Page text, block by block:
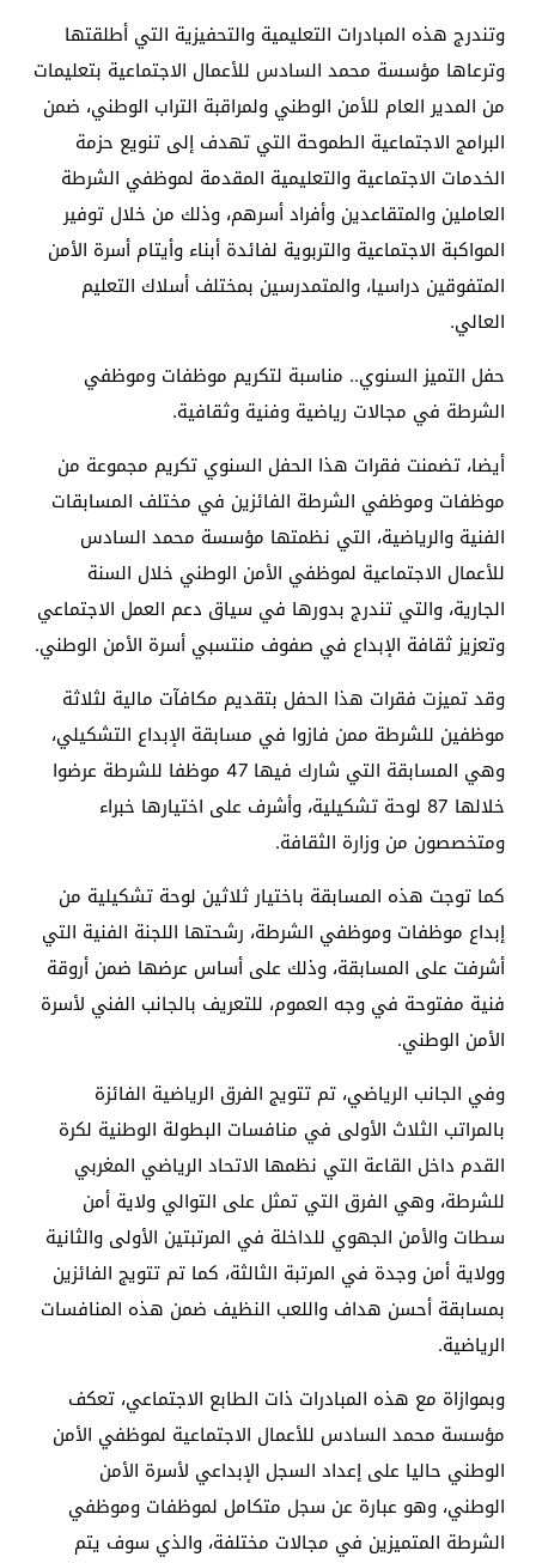
وتندرج هذه المبادرات التعليمية والتحفيزية التي أطلقتها
وترعاها مؤسسة محمد السادس للأعمال الاجتماعية بتعليمات
من المدير العام للأمن الوطني ولمراقبة التراب الوطني، ضمن
البرامج الاجتماعية الطموحة التي تهدف إلى تنويع حزمة
الخدمات الاجتماعية والتعليمية المقدمة لموظفي الشرطة
العاملين والمتقاعدين وأفراد أسرهم، وذلك من خلال توفير
المواكبة الاجتماعية والتربوية لفائدة أبناء وأيتام أسرة الأمن
المتفوقين دراسيا، والمتمدرسين بمختلف أسلاك التعليم
العالي.
حفل التميز السنوي.. مناسبة لتكريم موظفات وموظفي
الشرطة في مجالات رياضية وفنية وثقافية.
أيضا، تضمنت فقرات هذا الحفل السنوي تكريم مجموعة من
موظفات وموظفي الشرطة الفائزين في مختلف المسابقات
الفنية والرياضية، التي نظمتها مؤسسة محمد السادس
للأعمال الاجتماعية لموظفي الأمن الوطني خلال السنة
الجارية، والتي تندرج بدورها في سياق دعم العمل الاجتماعي
وتعزيز ثقافة الإبداع في صفوف منتسبي أسرة الأمن الوطني.
وقد تميزت فقرات هذا الحفل بتقديم مكافآت مالية لثلاثة
موظفين للشرطة ممن فازوا في مسابقة الإبداع التشكيلي،
وهي المسابقة التي شارك فيها 47 موظفا للشرطة عرضوا
خلالها 87 لوحة تشكيلية، وأشرف على اختيارها خبراء
ومتخصصون من وزارة الثقافة.
كما توجت هذه المسابقة باختيار ثلاثين لوحة تشكيلية من
إبداع موظفات وموظفي الشرطة، رشحتها اللجنة الفنية التي
أشرفت على المسابقة، وذلك على أساس عرضها ضمن أروقة
فنية مفتوحة في وجه العموم، للتعريف بالجانب الفني لأسرة
الأمن الوطني.
وفي الجانب الرياضي، تم تتويج الفرق الرياضية الفائزة
بالمراتب الثلاث الأولى في منافسات البطولة الوطنية لكرة
القدم داخل القاعة التي نظمها الاتحاد الرياضي المغربي
للشرطة، وهي الفرق التي تمثل على التوالي ولاية أمن
سطات والأمن الجهوي للداخلة في المرتبتين الأولى والثانية
وولاية أمن وجدة في المرتبة الثالثة، كما تم تتويج الفائزين
بمسابقة أحسن هداف واللعب النظيف ضمن هذه المنافسات
الرياضية.
وبموازاة مع هذه المبادرات ذات الطابع الاجتماعي، تعكف
مؤسسة محمد السادس للأعمال الاجتماعية لموظفي الأمن
الوطني حاليا على إعداد السجل الإبداعي لأسرة الأمن
الوطني، وهو عبارة عن سجل متكامل لموظفات وموظفي
الشرطة المتميزين في مجالات مختلفة، والذي سوف يتم